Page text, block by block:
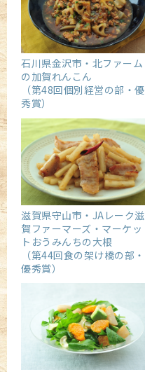
石川県金沢市・北ファーム
の加賀れんこん
（第48回個別経営の部・優
秀賞）
滋賀県守山市・JAレーク滋
賀ファーマーズ・マーケッ
トおうみんちの大根
（第44回食の架け橋の部・
優秀賞）